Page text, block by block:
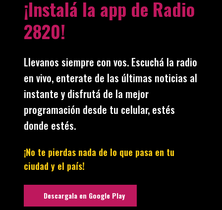
¡Instalá la app de Radio
2820!
Llevanos siempre con vos. Escuchá la radio
en vivo, enterate de las últimas noticias al
instante y disfrutá de la mejor
programación desde tu celular, estés
donde estés.
¡No te pierdas nada de lo que pasa en tu
ciudad y el país!
Descargala en Google Play